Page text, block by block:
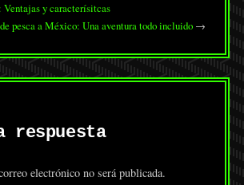
y caracterísitcas
pesca a México: Una aventura todo incluido →
respuesta
electrónico no será publicada.